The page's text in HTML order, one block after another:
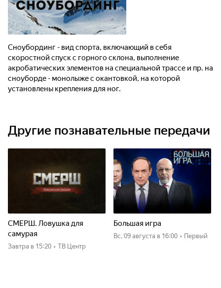
Сноубординг - вид спорта, включающий в себя
скоростной спуск с горного склона, выполнение
акробатических элементов на специальной трассе и пр. на
сноуборде - монолыже с окантовкой, на которой
установлены крепления для ног.
Другие познавательные передачи
СМЕРШ. Ловушка для
самурая
Завтра в 15:20 • ТВ Центр
Большая игра
вс, 09 августа в 16:00 • Первый